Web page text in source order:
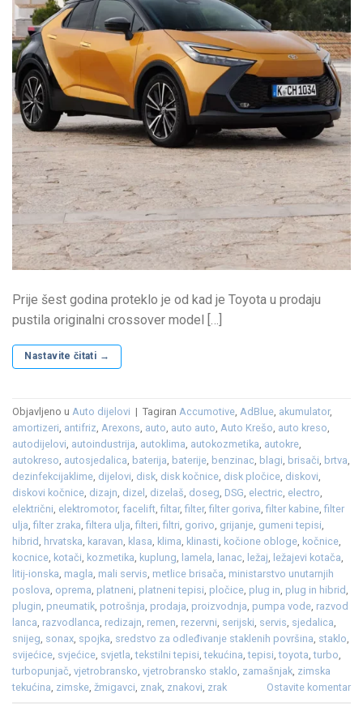
Prije šest godina proteklo je od kad je Toyota u prodaju
pustila originalni crossover model […]
Nastavite čitati →
Objavljeno u Auto dijelovi | Tagiran Accumotive AdBlue akumulator,
amortizeri antifriz Arexons auto auto auto Auto Krešo auto kreso
autodijelovi autoindustrija autoklima autokozmetika autokre
autokreso autosjedalica baterija baterije benzinac blagi brisači brtva
dezinfekcijaklime dijelovi disk disk kočnice disk pločice diskovi
diskovi kočnice dizajn dizel dizelaš doseg DSG electric electro
električni elektromotor, facelift ,filtar,filter,filter goriva ,filter kabine ,filter
ulja ,filter zraka ,filtera ulja ,filteri ,filtri gorivo grijanje gumeni tepisi
hibrid
hrvatska karavan klasa klima klinasti kočione obloge kočnice
kocnice kotači kozmetika kuplung lamela lanac ležaj ležajevi kotača
litij-ionska magla mali servis metlice brisača ministarstvo unutarnjih
poslova oprema platneni platneni tepisi pločice plug in plug in hibrid
plugin pneumatik potrošnja prodaja proizvodnja pumpa vode razvod
lanca razvodlanca redizajn remen rezervni serijski servis sjedalica
snijeg sonax spojka sredstvo za odleđivanje staklenih površina staklo
svijećice svjećice svjetla ,tekstilni tepisi ,tekućina ,tepisi ,toyota ,turbo
turbopunjač vjetrobransko vjetrobransko staklo zamašnjak zimska
tekućina zimske žmigavci znak znakovi zrak Ostavite komentar